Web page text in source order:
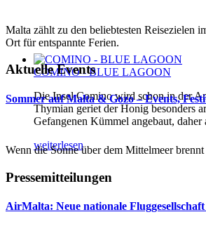
COMINO - BLUE LAGOON
Die Insel Comino wird schon in der
Thymian geriet der Honig besonders
Gefangenen Kümmel angebaut, daher
weiterlesen
Malta zählt zu den beliebtesten Reisezielen
Ort für entspannte Ferien.
Aktuelle Events
Sommer auf Malta & Gozo – Events,
Wenn die Sonne über dem Mittelmeer
Pressemitteilungen
AirMalta: Neue nationale